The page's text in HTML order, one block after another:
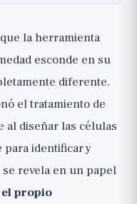
CAR-T: ¿por
tejido intestinal y la
2025
original,
la herramienta
esconde en su
diferente.
el tratamiento de
al diseñar las células
identificar y
revela en un papel
propio